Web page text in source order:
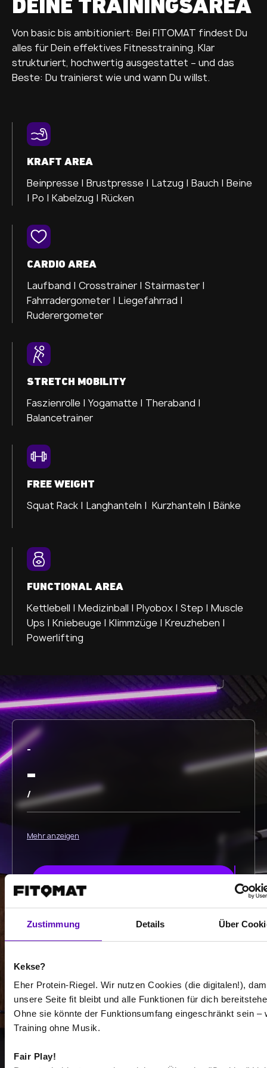
Zustimmung Details Über
Kekse?
Eher Protein-Riegel. Wir nutzen Cookies (die digitalen!),
unsere Seite fit bleibt und alle Funktionen für dich
Ohne sie könnte der Funktionsumfang eingeschränkt sein –
Training ohne Musik.
Fair Play!
DEINE TRAININGSAREA
Von basic bis ambitioniert: Bei FITOMAT findest Du
alles für Dein effektives Fitnesstraining. Klar
strukturiert, hochwertig ausgestattet – und das
Beste: Du trainierst wie und wann Du willst.
KRAFT AREA
Beinpresse | Brustpresse | Latzug | Bauch | Beine
| Po | Kabelzug | Rücken
CARDIO AREA
Laufband | Crosstrainer | Stairmaster |
Fahrradergometer | Liegefahrrad |
Ruderergometer
STRETCH MOBILITY
Faszienrolle | Yogamatte | Theraband |
Balancetrainer
FREE WEIGHT
Squat Rack | Langhanteln | Kurzhanteln | Bänke
FUNCTIONAL AREA
Kettlebell | Medizinball | Plyobox | Step | Muscle
Ups | Kniebeuge | Klimmzüge | Kreuzheben |
Powerlifting
-
-
/
Mehr anzeigen
-
-